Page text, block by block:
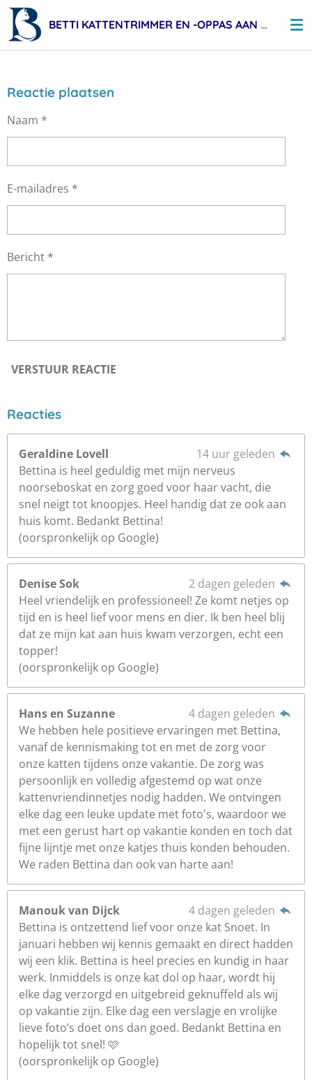
Ga
direct
BETTI KATTENTRIMMER EN -OPPAS AAN HUIS
Reactie plaatsen
Naam *
E-mailadres *
Bericht *
VERSTUUR REACTIE
Reacties
Geraldine Lovell
14 uur geleden
Bettina is heel geduldig met mijn nerveus
noorseboskat en zorg goed voor haar vacht, die
snel neigt tot knoopjes. Heel handig dat ze ook aan
huis komt. Bedankt Bettina!
(oorspronkelijk op Google)
Denise Sok
2 dagen geleden
Heel vriendelijk en professioneel! Ze komt netjes op
tijd en is heel lief voor mens en dier. Ik ben heel blij
dat ze mijn kat aan huis kwam verzorgen, echt een
topper!
(oorspronkelijk op Google)
Hans en Suzanne
4 dagen geleden
We hebben hele positieve ervaringen met Bettina,
vanaf de kennismaking tot en met de zorg voor
onze katten tijdens onze vakantie. De zorg was
persoonlijk en volledig afgestemd op wat onze
kattenvriendinnetjes nodig hadden. We ontvingen
elke dag een leuke update met foto's, waardoor we
met een gerust hart op vakantie konden en toch dat
fijne lijntje met onze katjes thuis konden behouden.
We raden Bettina dan ook van harte aan!
Manouk van Dijck
4 dagen geleden
Bettina is ontzettend lief voor onze kat Snoet. In
januari hebben wij kennis gemaakt en direct hadden
wij een klik. Bettina is heel precies en kundig in haar
werk. Inmiddels is onze kat dol op haar, wordt hij
elke dag verzorgd en uitgebreid geknuffeld als wij
op vakantie zijn. Elke dag een verslagje en vrolijke
lieve foto’s doet ons dan goed. Bedankt Bettina en
hopelijk tot snel! 🩷
(oorspronkelijk op Google)